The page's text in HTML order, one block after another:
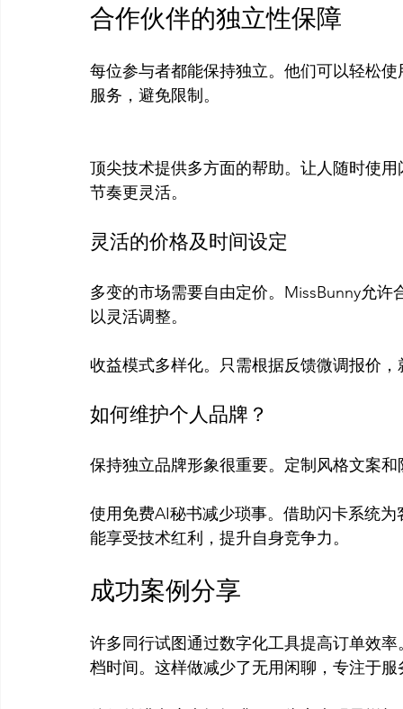
合作伙伴的独立性保障
每位参与者都能保持独立。他们可以轻松
顶尖技术提供多方面的帮助。让人随时使
灵活的价格及时间设定
多变的市场需要自由定价。MissBunny允
以灵活调整。
如何维护个人品牌？
保持独立品牌形象很重要。定制风格文案
使用免费AI秘书减少琐事。借助闪卡系统
成功案例分享
许多同行试图通过数字化工具提高订单效
档时间。这样做减少了无用闲聊，专注于服